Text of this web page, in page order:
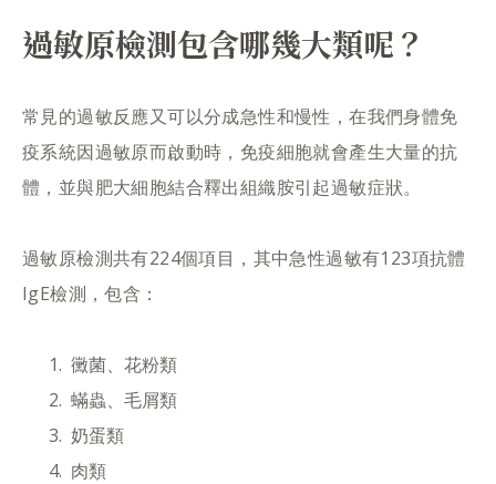
過敏原檢測包含哪幾大類呢？
常見的過敏反應又可以分成急性和慢性，在我們身體免
疫系統因過敏原而啟動時，免疫細胞就會產生大量的抗
體，並與肥大細胞結合釋出組織胺引起過敏症狀。
過敏原檢測共有224個項目，其中急性過敏有123項抗體
IgE檢測，包含：
黴菌、花粉類
蟎蟲、毛屑類
奶蛋類
肉類